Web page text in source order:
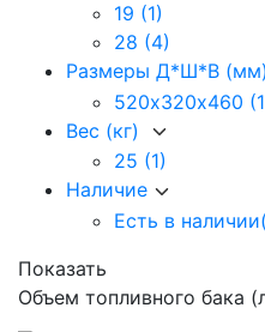
19 (1)
28 (4)
Размеры Д*Ш*В (мм)
520х320х460
Вес (кг)
25 (1)
Наличие
Есть в наличии
Показать
Объем топливного бака